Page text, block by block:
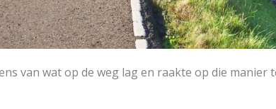
van wat op de weg lag en raakte op die manier